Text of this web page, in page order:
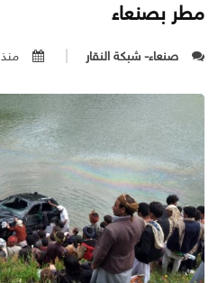
مطر بصنعاء
صنعاء- شبكة النقار منذ 3 سنوات